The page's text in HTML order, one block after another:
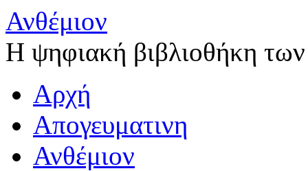
Ανθέμιον
Η ψηφιακή βιβλιοθήκη
Αρχή
Απογευματινη
Ανθέμιον